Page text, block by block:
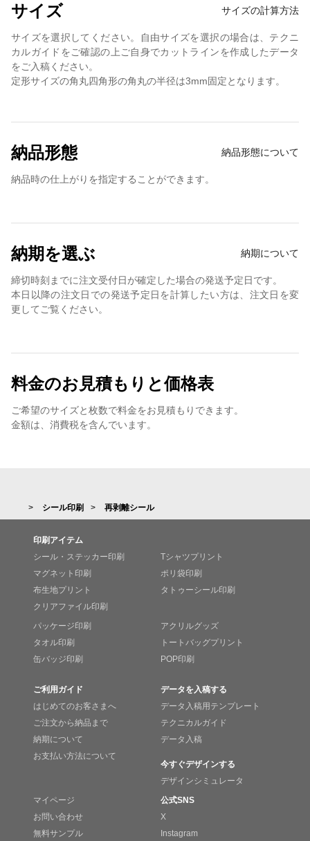
サイズ サイズの計算方法
サイズを選択してください。自由サイズを選択の場合は、テクニ
カルガイドをご確認の上ご自身でカットラインを作成したデータ
をご入稿ください。
定形サイズの角丸四角形の角丸の半径は3mm固定となります。
納品形態 納品形態について
納品時の仕上がりを指定することができます。
納期を選ぶ 納期について
締切時刻までに注文受付日が確定した場合の発送予定日です。
本日以降の注文日での発送予定日を計算したい方は、注文日を変
更してご覧ください。
料金のお見積もりと価格表
ご希望のサイズと枚数で料金をお見積もりできます。
金額は、消費税を含んでいます。
シール印刷 再剥離シール
印刷アイテム
シール・ステッカー印刷
マグネット印刷
布生地プリント
クリアファイル印刷
Tシャツプリント
ポリ袋印刷
タトゥーシール印刷
パッケージ印刷
タオル印刷
缶バッジ印刷
アクリルグッズ
トートバッグプリント
POP印刷
ご利用ガイド
はじめてのお客さまへ
ご注文から納品まで
納期について
お支払い方法について
データを入稿する
データ入稿用テンプレート
テクニカルガイド
データ入稿
今すぐデザインする
デザインシミュレータ
マイページ
お問い合わせ
無料サンプル
公式SNS
X
Instagram